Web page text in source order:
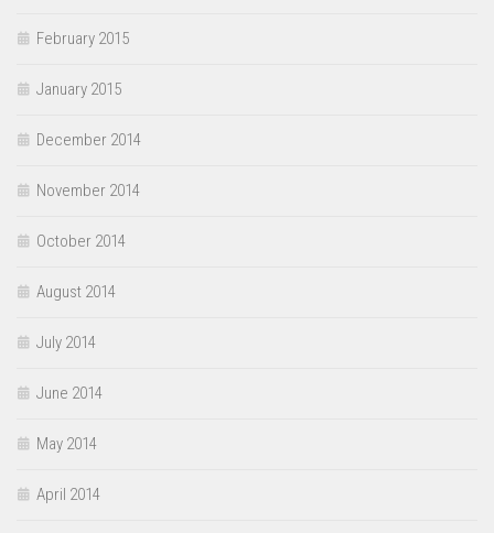
February 2015
January 2015
December 2014
November 2014
October 2014
August 2014
July 2014
June 2014
May 2014
April 2014